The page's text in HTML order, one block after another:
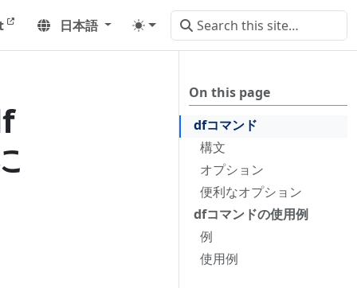
日本語
On this page
dfコマンド
構文
オプション
便利なオプション
dfコマンドの使用例
例
使用例